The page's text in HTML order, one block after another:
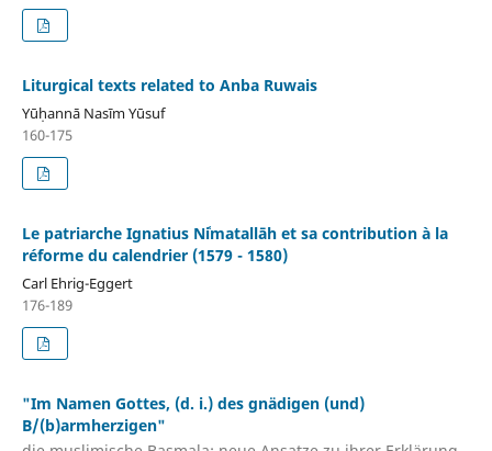
Liturgical texts related to Anba Ruwais
Yūḥannā Nasīm Yūsuf
160-175
Le patriarche Ignatius Niʿmatallāh et sa contribution à la
réforme du calendrier (1579 - 1580)
Carl Ehrig-Eggert
176-189
"Im Namen Gottes, (d. i.) des gnädigen (und)
B/(b)armherzigen"